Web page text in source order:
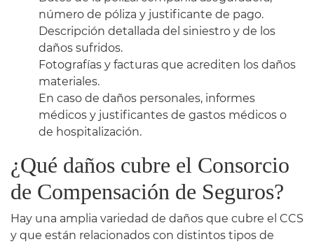
número de póliza y justificante de pago.
Descripción detallada del siniestro y de los
daños sufridos.
Fotografías y facturas que acrediten los daños
materiales.
En caso de daños personales, informes
médicos y justificantes de gastos médicos o
de hospitalización.​
¿Qué daños cubre el Consorcio
de Compensación de Seguros?
Hay una amplia variedad de daños que cubre el CCS
y que están relacionados con distintos tipos de